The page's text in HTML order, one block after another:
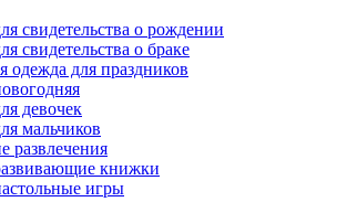
свидетельства о рождении
свидетельства о браке
одежда для праздников
девочек
мальчиков
развлечения
книжки
игры